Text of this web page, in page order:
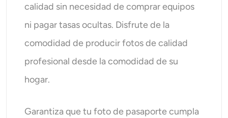
calidad sin necesidad de comprar equipos
ni pagar tasas ocultas. Disfrute de la
comodidad de producir fotos de calidad
profesional desde la comodidad de su
hogar.
Garantiza que tu foto de pasaporte cumpla